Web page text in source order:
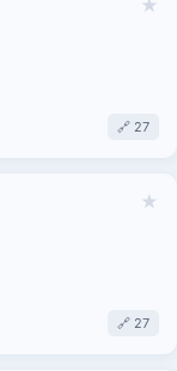
★
🔗 27
★
🔗 27